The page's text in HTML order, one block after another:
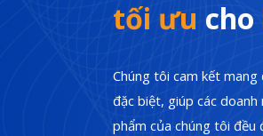
tối ưu cho
Chúng tôi cam kết
đặc biệt, giúp các
phẩm của chúng tôi